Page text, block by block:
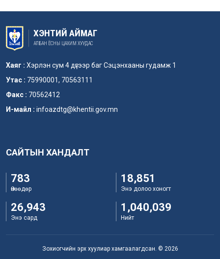
ХЭНТИЙ АЙМАГ
АЛБАН ЁСНЫ ЦАХИМ ХУУДАС
Хаяг : Хэрлэн сум 4 дүгээр баг Сэцэнхааны гудамж 1
Утас : 75990001, 70563111
Факс : 70562412
И-майл : infoazdtg@khentii.gov.mn
САЙТЫН ХАНДАЛТ
783
Өнөөдөр
18,851
Энэ долоо хоногт
26,943
Энэ сард
1,040,039
Нийт
Зохиогчийн эрх хуулиар хамгаалагдсан. © 2026